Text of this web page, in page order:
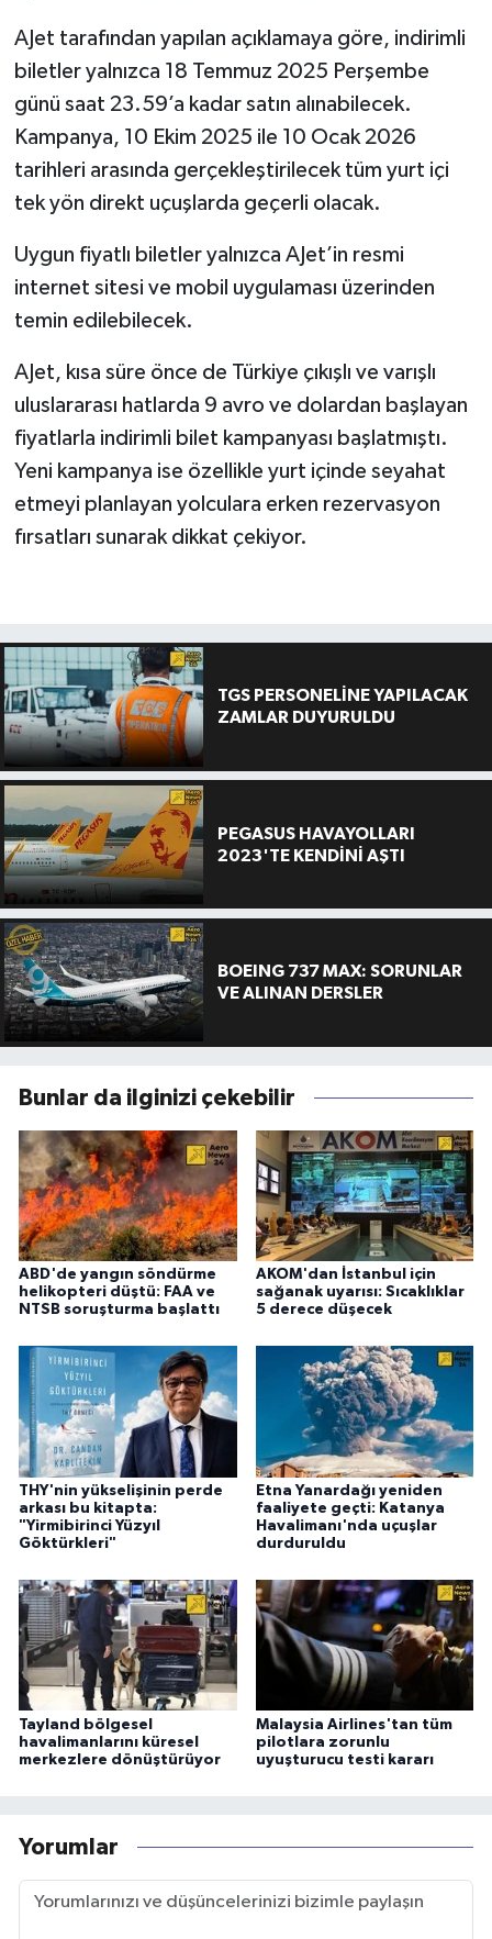
AJet tarafından yapılan açıklamaya göre, indirimli
biletler yalnızca 18 Temmuz 2025 Perşembe
günü saat 23.59’a kadar satın alınabilecek.
Kampanya, 10 Ekim 2025 ile 10 Ocak 2026
tarihleri arasında gerçekleştirilecek tüm yurt içi
tek yön direkt uçuşlarda geçerli olacak.
Uygun fiyatlı biletler yalnızca AJet’in resmi
internet sitesi ve mobil uygulaması üzerinden
temin edilebilecek.
AJet, kısa süre önce de Türkiye çıkışlı ve varışlı
uluslararası hatlarda 9 avro ve dolardan başlayan
fiyatlarla indirimli bilet kampanyası başlatmıştı.
Yeni kampanya ise özellikle yurt içinde seyahat
etmeyi planlayan yolculara erken rezervasyon
fırsatları sunarak dikkat çekiyor.
TGS PERSONELİNE YAPILACAK
ZAMLAR DUYURULDU
PEGASUS HAVAYOLLARI
2023'TE KENDİNİ AŞTI
BOEING 737 MAX: SORUNLAR
VE ALINAN DERSLER
Bunlar da ilginizi çekebilir
ABD'de yangın söndürme
helikopteri düştü: FAA ve
NTSB soruşturma başlattı
AKOM'dan İstanbul için
sağanak uyarısı: Sıcaklıklar
5 derece düşecek
THY'nin yükselişinin perde
arkası bu kitapta:
"Yirmibirinci Yüzyıl
Göktürkleri"
Etna Yanardağı yeniden
faaliyete geçti: Katanya
Havalimanı'nda uçuşlar
durduruldu
Tayland bölgesel
havalimanlarını küresel
merkezlere dönüştürüyor
Malaysia Airlines'tan tüm
pilotlara zorunlu
uyuşturucu testi kararı
Yorumlar